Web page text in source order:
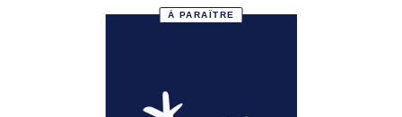
À PARAÎTRE